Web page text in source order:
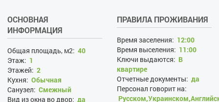
ОСНОВНАЯ
ИНФОРМАЦИЯ
Общая площадь, м2: 40
Этаж: 1
Этажей: 2
Кухня: Обычная
Санузел: Смежный
Вид из окна во двор: да
ПРАВИЛА ПРОЖИВАНИЯ
Время заселения: 12:00
Время выселения: 11:00
Ключи выдаются: В
квартире
Отчетные документы: да
Персонал говорит на: